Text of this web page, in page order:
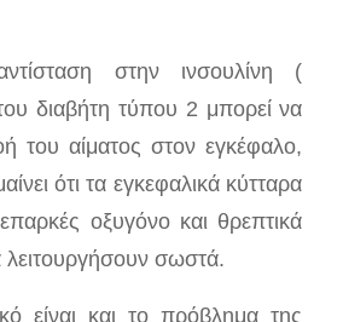
στην ινσουλίνη (
διαβήτη τύπου 2 μπορεί να
του αίματος στον εγκέφαλο,
ότι τα εγκεφαλικά κύτταρα
οξυγόνο και θρεπτικά
λειτουργήσουν σωστά.
είναι και το πρόβλημα της